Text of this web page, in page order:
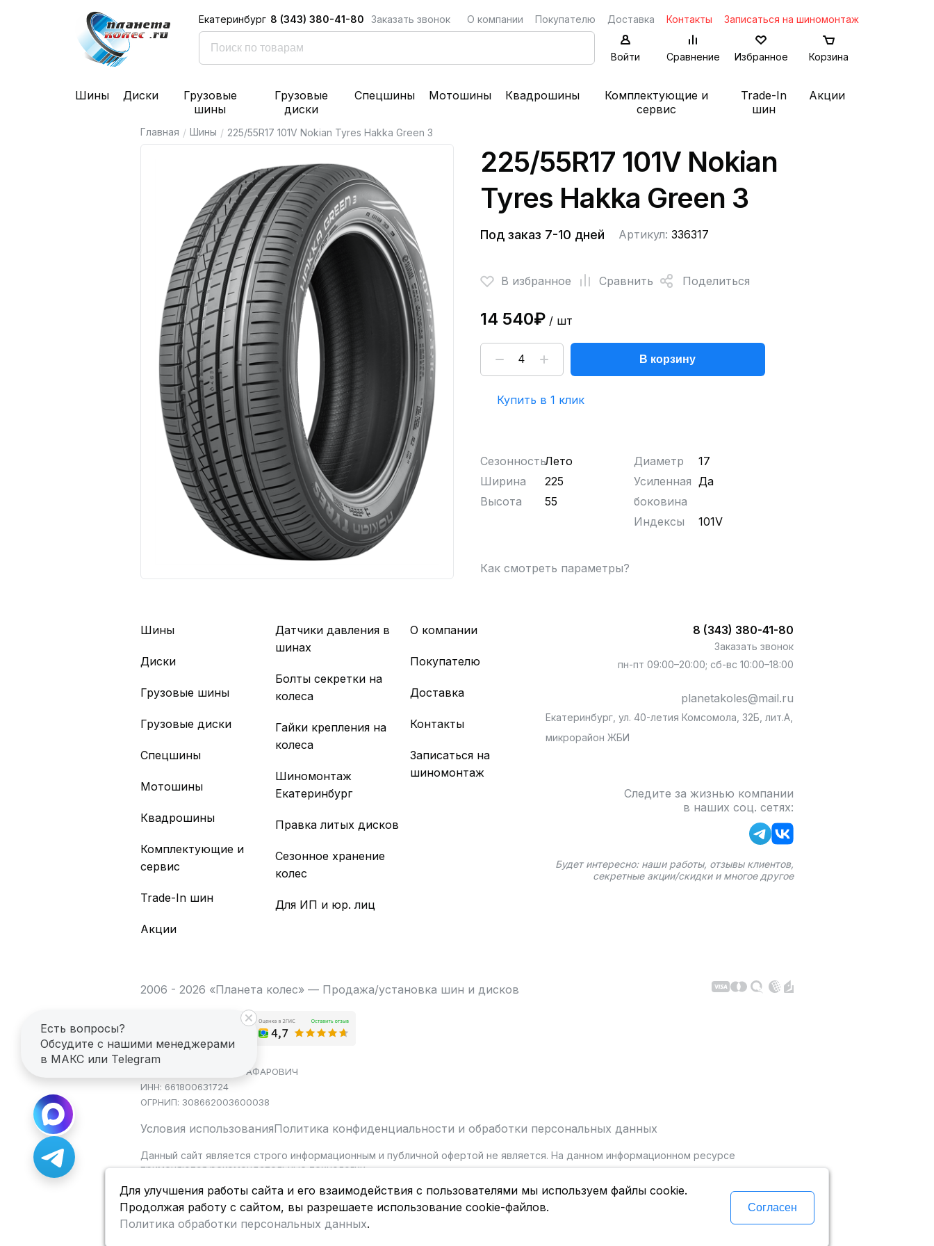
Екатеринбург 8 (343) 380-41-80 Заказать звонок О компании Покупателю Доставка Контакты Записаться на шиномонтаж
Войти Сравнение Избранное Корзина
Шины Диски
Грузовые
шины
Грузовые
диски
Спецшины Мотошины Квадрошины
Комплектующие и
сервис
Trade-In
шин
Акции
Главная / Шины / 225/55R17 101V Nokian Tyres Hakka Green 3
225/55R17 101V Nokian
Tyres Hakka Green 3
Под заказ 7-10 дней Артикул: 336317
В избранное Сравнить Поделиться
14 540₽/ шт
В корзину
Купить в 1 клик
СезонностьЛето
Ширина
225
Высота
55
Диаметр
17
Усиленная
боковина
Да
Индексы 101V
Как смотреть параметры?
Шины
Диски
Грузовые шины
Грузовые диски
Спецшины
Мотошины
Квадрошины
Комплектующие и
сервис
Trade-In шин
Акции
Датчики давления в
шинах
Болты секретки на
колеса
Гайки крепления на
колеса
Шиномонтаж
Екатеринбург
Правка литых дисков
Сезонное хранение
колес
Для ИП и юр. лиц
О компании
Покупателю
Доставка
Контакты
Записаться на
шиномонтаж
8 (343) 380-41-80
Заказать звонок
пн-пт 09:00–20:00; сб-вс 10:00–18:00
planetakoles@mail.ru
Екатеринбург, ул. 40-летия Комсомола, 32Б, лит.А,
микрорайон ЖБИ
Следите за жизнью компании
в наших соц. сетях:
Будет интересно: наши работы, отзывы клиентов,
секретные акции/скидки и многое другое
2006 - 2026 «Планета колес» — Продажа/установка шин и дисков
ИП САГДЕЕВ ДИНАР ЯГАФАРОВИЧ
ИНН: 661800631724
ОГРНИП: 308662003600038
Условия использованияПолитика конфиденциальности и обработки персональных данных
Данный сайт является строго информационным и публичной офертой не является. На данном информационном ресурсе
применяются рекомендательные технологии.
Есть вопросы?
Обсудите с нашими менеджерами
в МАКС или Telegram
Для улучшения работы сайта и его взаимодействия с пользователями мы используем файлы cookie.
Продолжая работу с сайтом, вы разрешаете использование cookie-файлов.
Политика обработки персональных данных.
Согласен